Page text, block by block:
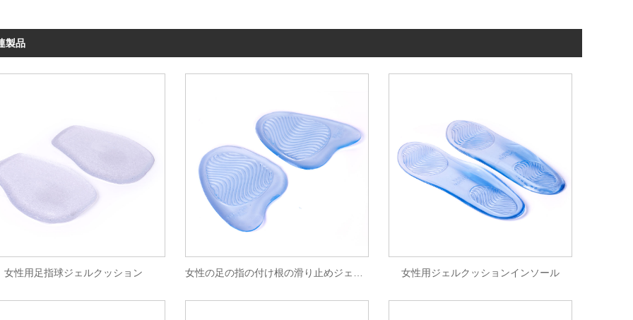
製品
女性用足指球ジェルクッション 女性用ジェルクッションインソール